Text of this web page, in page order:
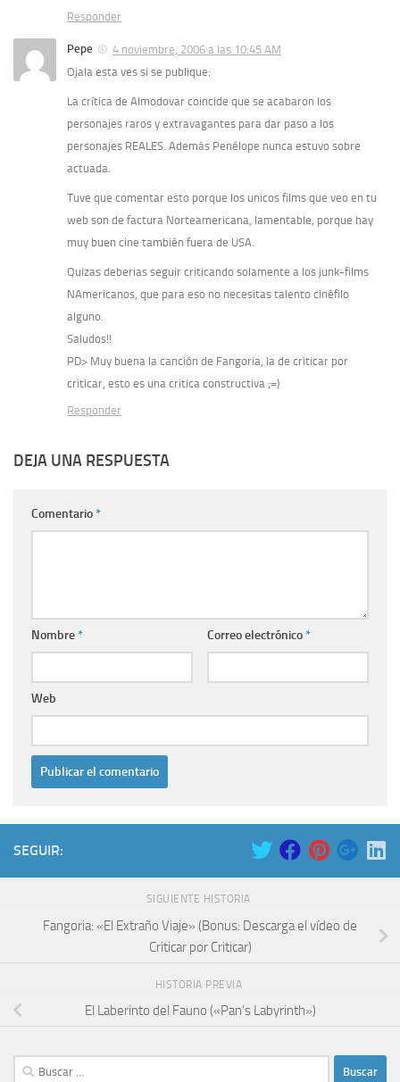
Responder
Pepe
4 noviembre, 2006 a las 10:45 AM
Ojala esta ves si se publique:
La crítica de Almodovar coincide que se acabaron los
personajes raros y extravagantes para dar paso a los
personajes REALES. Además Penélope nunca estuvo sobre
actuada.
Tuve que comentar esto porque los unicos films que veo en tu
web son de factura Norteamericana, lamentable, porque hay
muy buen cine también fuera de USA.
Quizas deberias seguir criticando solamente a los junk-films
NAmericanos, que para eso no necesitas talento cinéfilo
alguno.
Saludos!!
PD> Muy buena la canción de Fangoria, la de criticar por
criticar, esto es una critica constructiva ;=)
Responder
DEJA UNA RESPUESTA
Comentario*
Nombre* Correo electrónico*
Web
SEGUIR:
SIGUIENTE HISTORIA
Fangoria: «El Extraño Viaje» (Bonus: Descarga el vídeo de
Criticar por Criticar)
HISTORIA PREVIA
El Laberinto del Fauno («Pan’s Labyrinth»)
Buscar: